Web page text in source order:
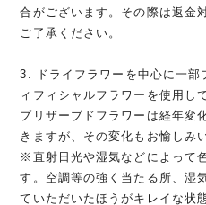
合がございます。その際は返金
ご了承ください。
3. ドライフラワーを中心に一部
ィフィシャルフラワーを使用し
プリザーブドフラワーは経年変
きますが、その変化もお愉しみ
※直射日光や湿気などによって
す。空調等の強く当たる所、湿
ていただいたほうがキレイな状